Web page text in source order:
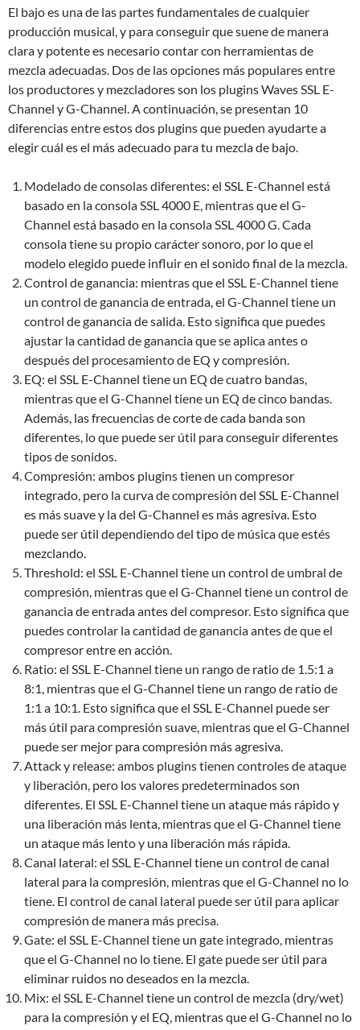
El bajo es una de las partes fundamentales de cualquier
producción musical, y para conseguir que suene de manera
clara y potente es necesario contar con herramientas de
mezcla adecuadas. Dos de las opciones más populares entre
los productores y mezcladores son los plugins Waves SSL E-
Channel y G-Channel. A continuación, se presentan 10
diferencias entre estos dos plugins que pueden ayudarte a
elegir cuál es el más adecuado para tu mezcla de bajo.
Modelado de consolas diferentes: el SSL E-Channel está
basado en la consola SSL 4000 E, mientras que el G-
Channel está basado en la consola SSL 4000 G. Cada
consola tiene su propio carácter sonoro, por lo que el
modelo elegido puede influir en el sonido final de la mezcla.
Control de ganancia: mientras que el SSL E-Channel tiene
un control de ganancia de entrada, el G-Channel tiene un
control de ganancia de salida. Esto significa que puedes
ajustar la cantidad de ganancia que se aplica antes o
después del procesamiento de EQ y compresión.
EQ: el SSL E-Channel tiene un EQ de cuatro bandas,
mientras que el G-Channel tiene un EQ de cinco bandas.
Además, las frecuencias de corte de cada banda son
diferentes, lo que puede ser útil para conseguir diferentes
tipos de sonidos.
Compresión: ambos plugins tienen un compresor
integrado, pero la curva de compresión del SSL E-Channel
es más suave y la del G-Channel es más agresiva. Esto
puede ser útil dependiendo del tipo de música que estés
mezclando.
Threshold: el SSL E-Channel tiene un control de umbral de
compresión, mientras que el G-Channel tiene un control de
ganancia de entrada antes del compresor. Esto significa que
puedes controlar la cantidad de ganancia antes de que el
compresor entre en acción.
Ratio: el SSL E-Channel tiene un rango de ratio de 1.5:1 a
8:1, mientras que el G-Channel tiene un rango de ratio de
1:1 a 10:1. Esto significa que el SSL E-Channel puede ser
más útil para compresión suave, mientras que el G-Channel
puede ser mejor para compresión más agresiva.
Attack y release: ambos plugins tienen controles de ataque
y liberación, pero los valores predeterminados son
diferentes. El SSL E-Channel tiene un ataque más rápido y
una liberación más lenta, mientras que el G-Channel tiene
un ataque más lento y una liberación más rápida.
Canal lateral: el SSL E-Channel tiene un control de canal
lateral para la compresión, mientras que el G-Channel no lo
tiene. El control de canal lateral puede ser útil para aplicar
compresión de manera más precisa.
Gate: el SSL E-Channel tiene un gate integrado, mientras
que el G-Channel no lo tiene. El gate puede ser útil para
eliminar ruidos no deseados en la mezcla.
Mix: el SSL E-Channel tiene un control de mezcla (dry/wet)
para la compresión y el EQ, mientras que el G-Channel no lo